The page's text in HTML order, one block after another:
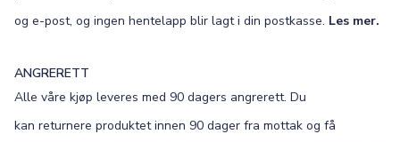
og e-post, og ingen hentelapp blir lagt i din postkasse. Les mer.
ANGRERETT
Alle våre kjøp leveres med 90 dagers angrerett. Du
kan returnere produktet innen 90 dager fra mottak og få